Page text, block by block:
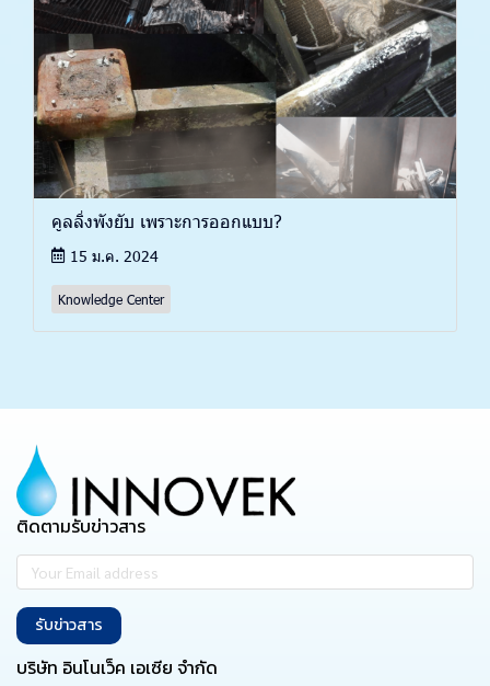
คูลลิ่งพังยับ เพราะการออกแบบ?
15 ม.ค. 2024
Knowledge Center
ติดตามรับข่าวสาร
รับข่าวสาร
บริษัท อินโนเว็ค เอเซีย จำกัด